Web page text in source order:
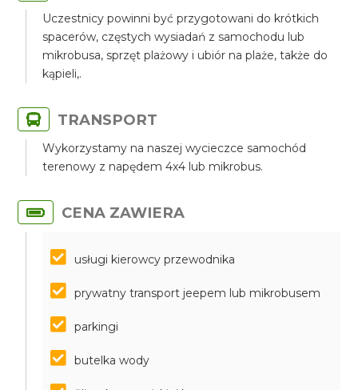
Uczestnicy powinni być przygotowani do krótkich
spacerów, częstych wysiadań z samochodu lub
mikrobusa, sprzęt plażowy i ubiór na plaże, także do
kąpieli,.
TRANSPORT
Wykorzystamy na naszej wycieczce samochód
terenowy z napędem 4x4 lub mikrobus.
CENA ZAWIERA
usługi kierowcy przewodnika
prywatny transport jeepem lub mikrobusem
parkingi
butelka wody